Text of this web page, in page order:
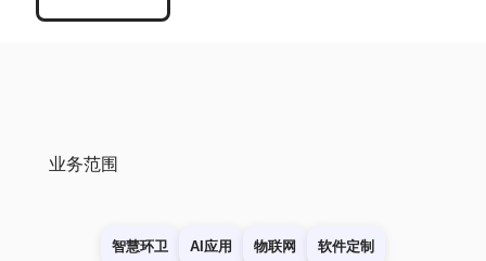
业务范围
智慧环卫 AI应用 物联网 软件定制